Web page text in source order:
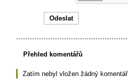
Přehled komentářů
Zatím nebyl vložen žádný komentář